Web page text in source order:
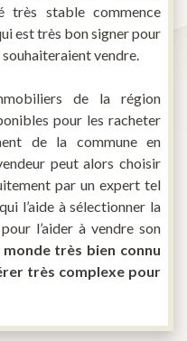
très stable commence
est très bon signer pour
vendre.
de la région
pour les racheter
de la commune en
peut alors choisir
par un expert tel
l’aide à sélectionner la
l’aider à vendre son
monde très bien connu
très complexe pour